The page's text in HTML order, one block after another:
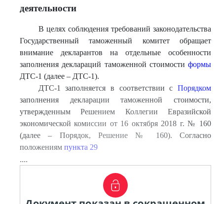
деятельности
В целях соблюдения требований законодательства
Государственный таможенный комитет обращает
внимание декларантов на отдельные особенности
заполнения деклараций таможенной стоимости формы
ДТС-1 (далее – ДТС-1).
ДТС-1 заполняется в соответствии с Порядком
заполнения декларации таможенной стоимости,
утвержденным Решением Коллегии Евразийской
экономической комиссии от 16 октября 2018 г. № 160
(далее – Порядок, Решение № 160). Согласно
положениям пункта 29
....